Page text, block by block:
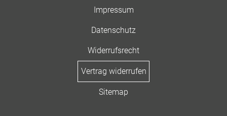
Impressum
Datenschutz
Widerrufsrecht
Vertrag widerrufen
Sitemap